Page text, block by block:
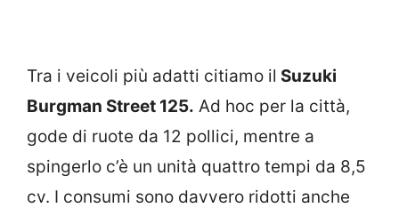
Tra i veicoli più adatti citiamo il Suzuki
Burgman Street 125. Ad hoc per la città,
gode di ruote da 12 pollici, mentre a
spingerlo c’è un unità quattro tempi da 8,5
cv. I consumi sono davvero ridotti anche